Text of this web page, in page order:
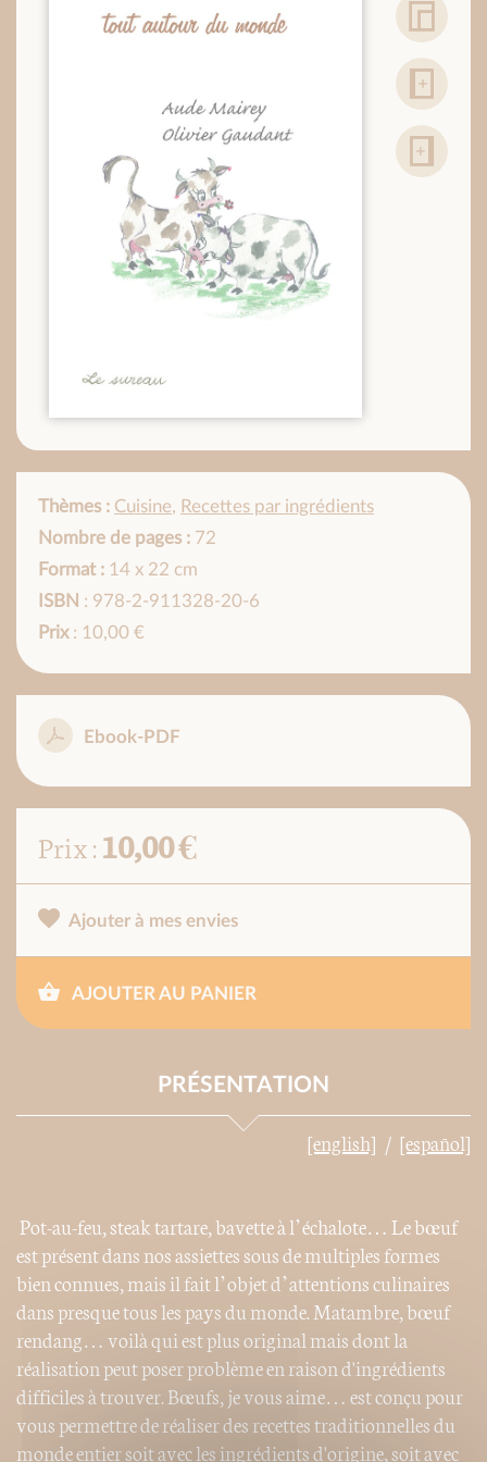
Thèmes : Cuisine, Recettes par ingrédients
Nombre de pages : 72
Format : 14 x 22 cm
ISBN : 978-2-911328-20-6
Prix: 10,00 €
Ebook-PDF
Prix :10,00 €
Ajouter à mes envies
AJOUTER AU PANIER
PRÉSENTATION
[english] [español]
Pot-au-feu, steak tartare, bavette à l’échalote… Le bœuf
est présent dans nos assiettes sous de multiples formes
bien connues, mais il fait l’objet d’attentions culinaires
dans presque tous les pays du monde. Matambre, bœuf
rendang… voilà qui est plus original mais dont la
réalisation peut poser problème en raison d'ingrédients
difficiles à trouver. Bœufs, je vous aime… est conçu pour
vous permettre de réaliser des recettes traditionnelles du
monde entier soit avec les ingrédients d'origine, soit avec